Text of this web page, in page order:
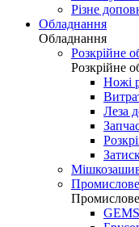
Різне
Обладнання
Обладнання
Розкрійне
Розкрійне
Ножі
Леза